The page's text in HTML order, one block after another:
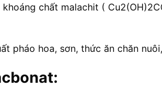
chất malachit (
pháo hoa, sơn, thức ăn chăn